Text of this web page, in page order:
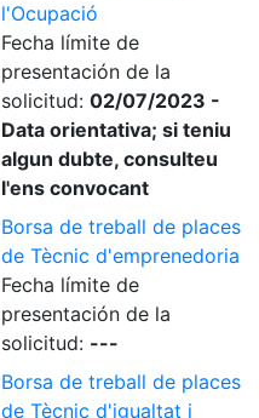
l'Ocupació
Fecha límite de
presentación de la
solicitud: 02/07/2023 -
Data orientativa; si teniu
algun dubte, consulteu
l'ens convocant
Borsa de treball de places
de Tècnic d'emprenedoria
Fecha límite de
presentación de la
solicitud: ---
Borsa de treball de places
de Tècnic d'igualtat i